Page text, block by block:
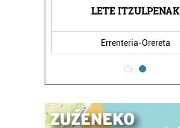
LETE ITZULPENAK
Errenteria-Orereta